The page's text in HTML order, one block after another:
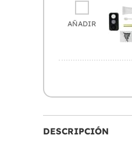
AÑADIR
DESCRIPCIÓN